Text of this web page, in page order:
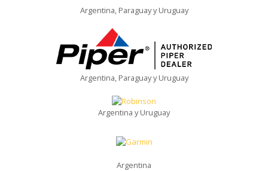
Argentina, Paraguay y Uruguay
Argentina, Paraguay y Uruguay
Argentina y Uruguay
Argentina